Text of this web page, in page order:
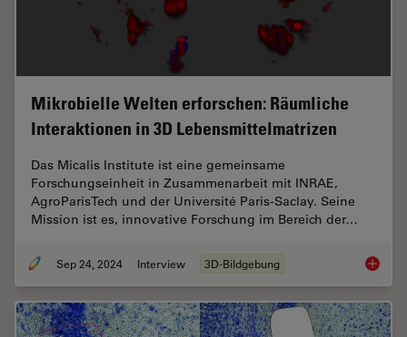
Mikrobielle Welten erforschen: Räumliche
Interaktionen in 3D Lebensmittelmatrizen
Das Micalis Institute ist eine gemeinsame
Forschungseinheit in Zusammenarbeit mit INRAE,
AgroParisTech und der Université Paris-Saclay. Seine
Mission ist es, innovative Forschung im Bereich der…
Sep 24, 2024 Interview 3D-Bildgebung